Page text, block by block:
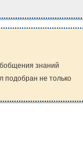
знаний
подобран не только